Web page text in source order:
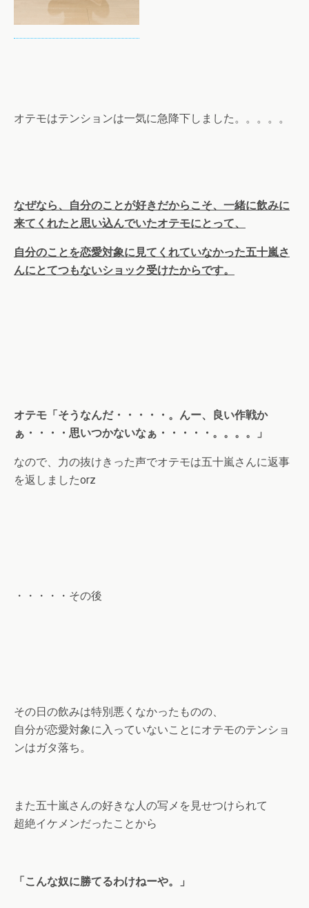
オテモはテンションは一気に急降下しました。。。。。
なぜなら、自分のことが好きだからこそ、 一緒に飲みに
来てくれたと思い込んでいたオテモにとって、
自分のことを恋愛対象に見てくれていなかった五十嵐さ
んにとてつもないショック受けたからです。
オテモ「そうなんだ・・・・・。んー、良い作戦か
ぁ・・・・思いつかないなぁ・・・・・。。。。」
なので、力の抜けきった声でオテモは五十嵐さんに返事
を返しましたorz
・・・・・その後
その日の飲みは特別悪くなかったものの、
自分が恋愛対象に入っていないことにオテモのテンショ
ンはガタ落ち。
また五十嵐さんの好きな人の写メを見せつけられて
超絶イケメンだったことから
「こんな奴に勝てるわけねーや。」